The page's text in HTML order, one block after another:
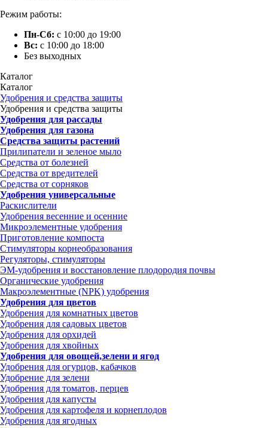
Режим работы:
Пн-Сб: с 10:00 до 19:00
Вс: с 10:00 до 18:00
Без выходных
Каталог
Каталог
Удобрения и средства защиты
Удобрения и средства защиты
Удобрения для рассады
Удобрения для газона
Средства защиты растений
Прилипатели и зеленое мыло
Средства от болезней
Средства от вредителей
Средства от сорняков
Удобрения универсальные
Раскислители
Удобрения весенние и осенние
Микроэлементные удобрения
Приготовление компоста
Стимуляторы корнеобразования
Регуляторы, стимуляторы
ЭМ-удобрения и восстановление плодородия почвы
Органические удобрения
Макроэлементные (NPK) удобрения
Удобрения для цветов
Удобрения для комнатных цветов
Удобрения для садовых цветов
Удобрения для орхидей
Удобрения для хвойных
Удобрения для овощей,зелени и ягод
Удобрения для огурцов, кабачков
Удобрение для зелени
Удобрения для томатов, перцев
Удобрения для капусты
Удобрения для картофеля и корнеплодов
Удобрения для ягодных